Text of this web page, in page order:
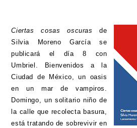
Ciertas cosas oscuras
de
Silvia Moreno García se
publicará el día 8 con
Umbriel. Bienvenidos a la
Ciudad de México, un oasis
en un mar de vampiros.
Domingo, un solitario niño de
la calle que recolecta basura,
está tratando de sobrevivir en